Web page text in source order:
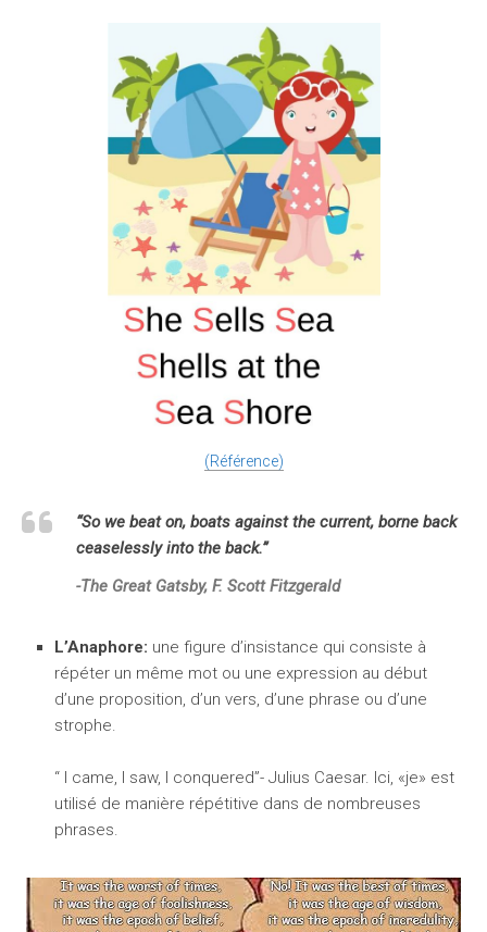
(Référence)
“So we beat on, boats against the current, borne back
ceaselessly into the back.”
-The Great Gatsby, F. Scott Fitzgerald
L’Anaphore: une figure d’insistance qui consiste à
répéter un même mot ou une expression au début
d’une proposition, d’un vers, d’une phrase ou d’une
strophe.
“ I came, I saw, I conquered”- Julius Caesar. Ici, «je» est
utilisé de manière répétitive dans de nombreuses
phrases.